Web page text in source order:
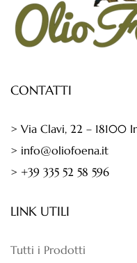
CONTATTI
> Via Clavi, 22 – 18100
> info@oliofoena.it
> +39 335 52 58 596
LINK UTILI
Tutti i Prodotti